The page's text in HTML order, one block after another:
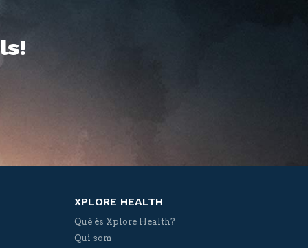
XPLORE HEALTH
Què és Xplore Health?
Qui som